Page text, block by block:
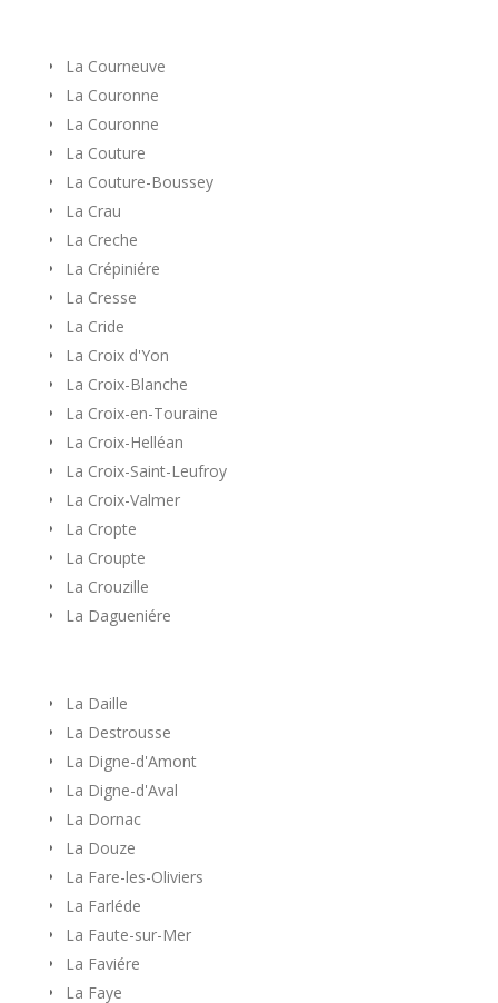
La Courneuve
La Couronne
La Couronne
La Couture
La Couture-Boussey
La Crau
La Creche
La Crépiniére
La Cresse
La Cride
La Croix d'Yon
La Croix-Blanche
La Croix-en-Touraine
La Croix-Helléan
La Croix-Saint-Leufroy
La Croix-Valmer
La Cropte
La Croupte
La Crouzille
La Dagueniére
La Daille
La Destrousse
La Digne-d'Amont
La Digne-d'Aval
La Dornac
La Douze
La Fare-les-Oliviers
La Farléde
La Faute-sur-Mer
La Faviére
La Faye